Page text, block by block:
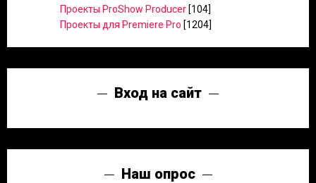
Проекты ProShow Producer [104]
Проекты для Premiere Pro [1204]
Вход на сайт
Наш опрос